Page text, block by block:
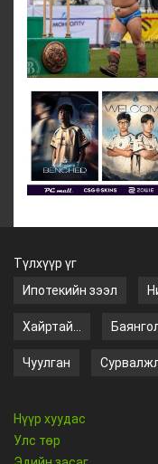
Түлхүүр үг
Ипотекийн зээл
Хайртай...
Чуулган
Нүүр хуудас
Улс төр